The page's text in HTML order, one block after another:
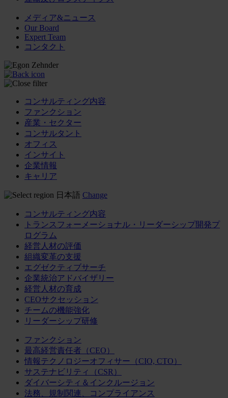
メディア&ニュース
Our Board
Expert Team
コンタクト
コンサルティング内容
ファンクション
産業・セクター
コンサルタント
オフィス
インサイト
企業情報
キャリア
日本語 Change
コンサルティング内容
トランスフォーメーショナル・リーダーシップ開発プ
ログラム
経営人材の評価
組織変革の支援
エグゼクティブサーチ
企業統治アドバイザリー
経営人材の育成
CEOサクセッション
チームの機能強化
リーダーシップ研修
ファンクション
最高経営責任者（CEO）
情報テクノロジーオフィサー（CIO, CTO）
サステナビリティ（CSR）
ダイバーシティ＆インクルージョン
法務、規制関連、コンプライアンス